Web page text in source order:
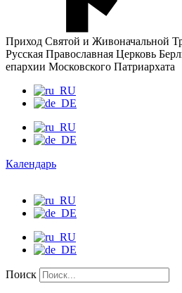
Приход Святой и Живоначальной
Русская Православная Церковь
епархии Московского Патриархата
Календарь
Поиск